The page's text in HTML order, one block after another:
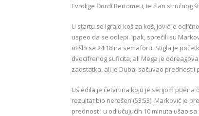
Evrolige Đordi Bertomeu, te član stručnog
U startu se igralo koš za koš, Jović je
uspeo da se odlepi. Ipak, sprečili su
otišlo sa 24:18 na semaforu. Stigla je
dvocifrenog suficita, ali Mega je
zaostatka, ali je Dubai sačuvao prednost i
Usledila je četvrtina koju je serijom poena
rezultat bio nerešen (53:53). Marković je
prednost i u odlučujućih 10 minuta ušao